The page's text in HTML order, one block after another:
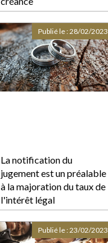
La notification du
jugement est un préalable
à la majoration du taux de
l'intérêt légal
Publié le :28/02/2023
Publié le :23/02/2023